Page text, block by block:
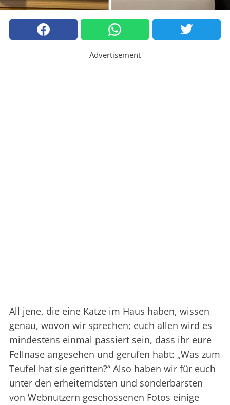
Advertisement
All jene, die eine Katze im Haus haben, wissen
genau, wovon wir sprechen; euch allen wird es
mindestens einmal passiert sein, dass ihr eure
Fellnase angesehen und gerufen habt: „Was zum
Teufel hat sie geritten?“ Also haben wir für euch
unter den erheiterndsten und sonderbarsten
von Webnutzern geschossenen Fotos einige